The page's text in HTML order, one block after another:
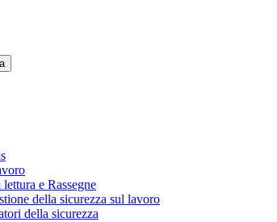
e Rassegne
della sicurezza sul lavoro
della sicurezza